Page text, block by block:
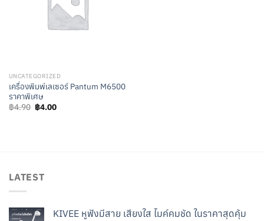
UNCATEGORIZED
เครื่องพิมพ์เลเซอร์ Pantum M6500
ราคาพิเศษ
฿4.90 Original
price
฿4.00Current
LATEST
KIVEE หูฟังมีสาย เสียงใส ไมค์คมชัด ในราคาสุดคุ้ม